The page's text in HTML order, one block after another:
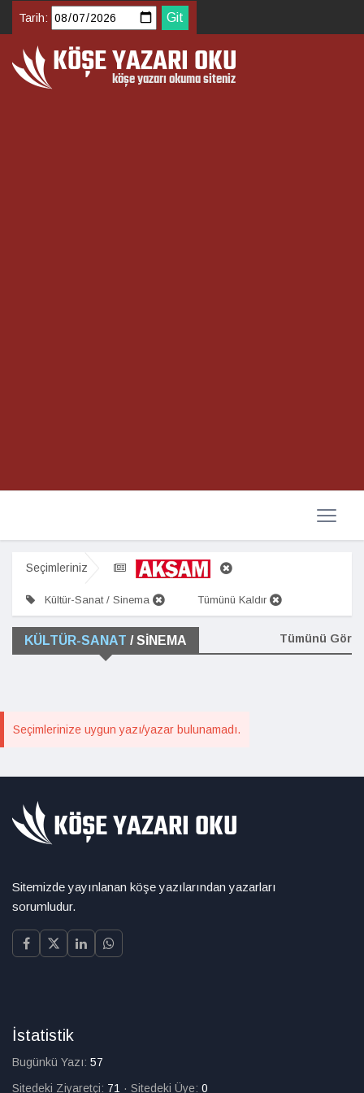
Tarih:
Seçimleriniz
Kültür-Sanat / Sinema Tümünü Kaldır
KÜLTÜR-SANAT / SINEMA Tümünü Gör
Seçimlerinize uygun yazı/yazar bulunamadı.
Sitemizde yayınlanan köşe yazılarından yazarları
sorumludur.
İstatistik
Bugünkü Yazı: 57
Sitedeki Ziyaretçi: 71 · Sitedeki Üye: 0